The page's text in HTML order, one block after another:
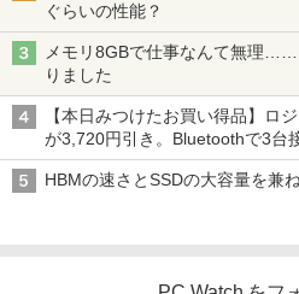
ぐらいの性能？
メモリ8GBで仕事なんて無理
りました
【本日みつけたお買い得品】ロ
が3,720円引き。Bluetoothで3台
HBMの速さとSSDの大容量を兼